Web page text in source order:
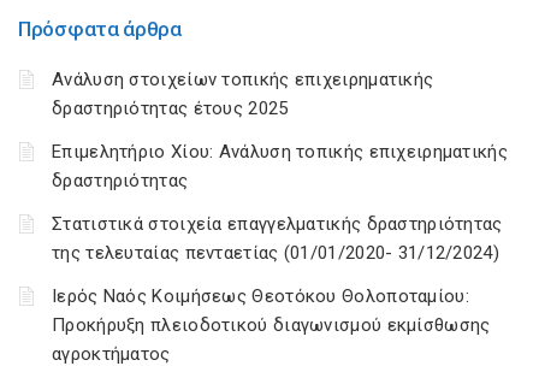
Πρόσφατα άρθρα
Ανάλυση στοιχείων τοπικής επιχειρηματικής
δραστηριότητας έτους 2025
Επιμελητήριο Χίου: Aνάλυση τοπικής επιχειρηματικής
δραστηριότητας
Στατιστικά στοιχεία επαγγελματικής δραστηριότητας
της τελευταίας πενταετίας (01/01/2020- 31/12/2024)
Ιερός Ναός Κοιμήσεως Θεοτόκου Θολοποταμίου:
Προκήρυξη πλειοδοτικού διαγωνισμού εκμίσθωσης
αγροκτήματος